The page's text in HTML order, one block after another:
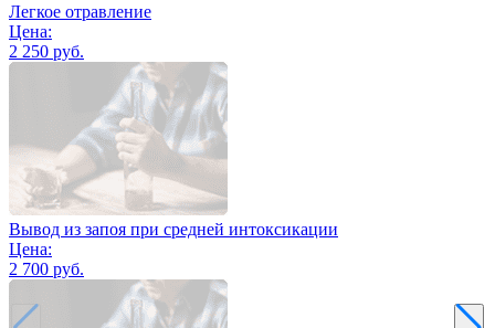
Легкое отравление
Цена:
2 250 руб.
Вывод из запоя при средней интоксикации
Цена:
2 700 руб.